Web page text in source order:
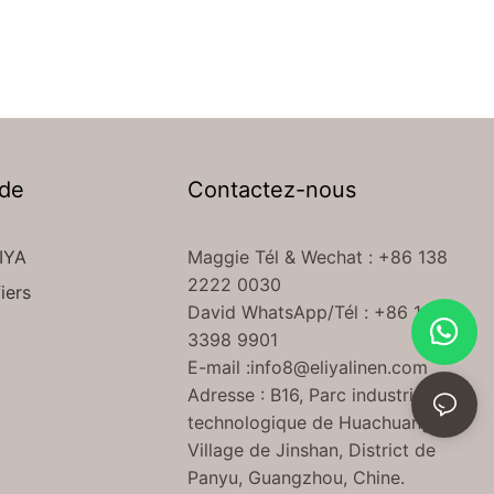
Contactez-nous
Maggie Tél & Wechat : +86 138
2222 0030
David WhatsApp/Tél : +86 189
3398 9901
E-mail :info8@eliyalinen.com
Adresse : B16, Parc industriel
technologique de Huachuang,
Village de Jinshan, District de
Panyu, Guangzhou, Chine.